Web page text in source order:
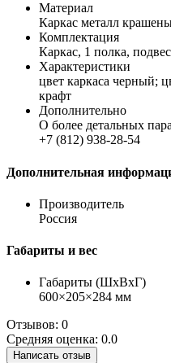
Материал
Каркас металл
Комплектация
Каркас, 1 полка,
Характеристики
цвет каркаса черный;
крафт
Дополнительно
О более детальных
+7 (812) 938-28-54
Дополнительная
Производитель
Россия
Габариты и вес
Габариты (ШхВхГ)
600×205×284 мм
Отзывов: 0
Средняя оценка: 0.0
Написать отзыв